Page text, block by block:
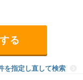
を指定し直して検索